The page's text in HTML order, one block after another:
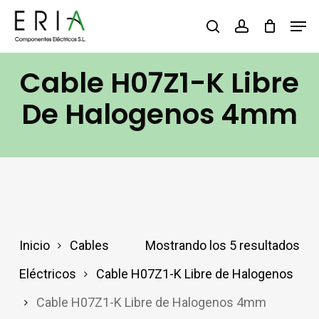
Saltar
contenido
principal
buscaraccount
Cable H07Z1-K Libre
De Halogenos 4mm
Mostrando los 5 resultados
Inicio
Cables
Eléctricos
Cable H07Z1-K Libre de Halogenos
Cable H07Z1-K Libre de Halogenos 4mm